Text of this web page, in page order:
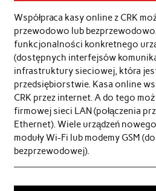
Współpraca kasy online z CRK
przewodowo lub
funkcjonalności konkretnego
(dostępnych interfejsów
infrastruktury sieciowej, która
przedsiębiorstwie. Kasa online
CRK przez internet. A do tego
firmowej sieci LAN (połączenia
Ethernet). Wiele urządzeń
moduły Wi-Fi lub modemy GSM
bezprzewodowej).